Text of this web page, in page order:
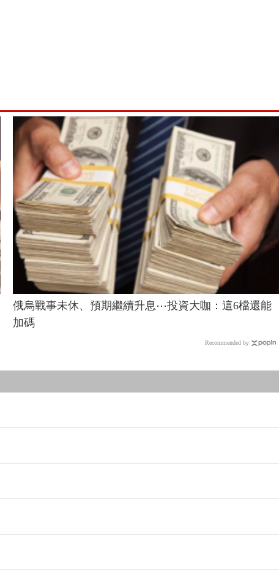
俄烏戰事未休、預期繼續升息⋯投資大咖：這6檔還能
加碼
Recommended by